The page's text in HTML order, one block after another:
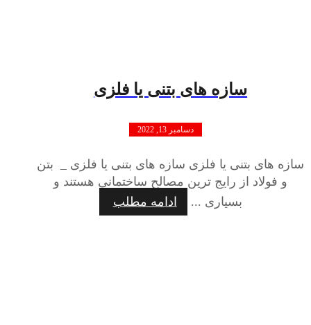
سازه های بتنی یا فلزی
دسامبر 13, 2022
سازه های بتنی یا فلزی سازه های بتنی یا فلزی _ بتن
و فولاد از رایج ترین مصالح ساختمانی هستند و
بسیاری ...
ادامه مطلب